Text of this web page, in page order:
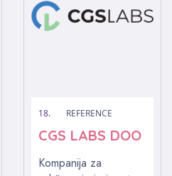
18. REFERENCE
CGS LABS DOO
Kompanija za